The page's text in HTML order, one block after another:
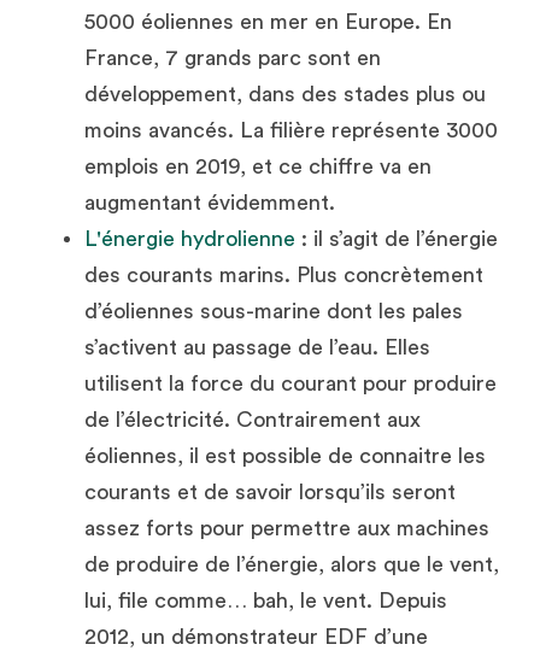
5000 éoliennes en mer en Europe. En
France, 7 grands parc sont en
développement, dans des stades plus ou
moins avancés. La filière représente 3000
emplois en 2019, et ce chiffre va en
augmentant évidemment.
L'énergie hydrolienne : il s’agit de l’énergie
des courants marins. Plus concrètement
d’éoliennes sous-marine dont les pales
s’activent au passage de l’eau. Elles
utilisent la force du courant pour produire
de l’électricité. Contrairement aux
éoliennes, il est possible de connaitre les
courants et de savoir lorsqu’ils seront
assez forts pour permettre aux machines
de produire de l’énergie, alors que le vent,
lui, file comme… bah, le vent. Depuis
2012, un démonstrateur EDF d’une